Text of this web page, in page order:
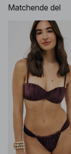
Matchende del